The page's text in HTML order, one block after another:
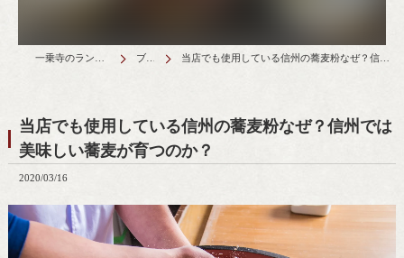
ブログ 当店でも使用している信州の蕎麦粉なぜ？信州では美味しい蕎麦が育つのか？
当店でも使用している信州の蕎麦粉なぜ？信州では
美味しい蕎麦が育つのか？
2020/03/16